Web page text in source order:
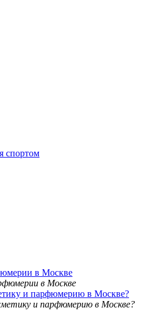
спортом
в Москве
и парфюмерию в Москве?